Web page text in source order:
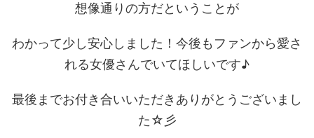
想像通りの方だということが
わかって少し安心しました！今後もファンから愛さ
れる女優さんでいてほしいです♪
最後までお付き合いいただきありがとうございまし
た☆彡